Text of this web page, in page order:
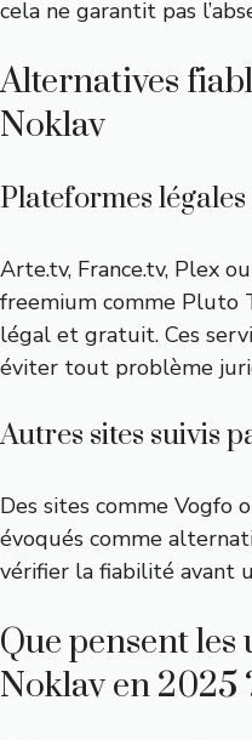
cela ne garantit pas
Alternatives
Noklav
Plateformes légales
Arte.tv, France.tv, Plex
freemium comme Pluto
légal et gratuit. Ces
éviter tout problème
Autres sites suivis
Des sites comme Vogfo
évoqués comme
vérifier la fiabilité avant
Que pensent
Noklav en 2025